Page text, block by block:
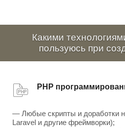
Какими
пользуюсь при
PHP
— Любые скрипты и доработки
Laravel и другие фреймворки);